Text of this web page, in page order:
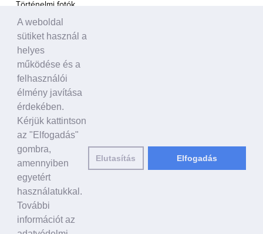
Történelmi fotók
A TÁMOGATÁS HANGJA
Politikusok
Civil szervezetek, ENSZ
Egyéb
A VILÁG HÍREI
HAGYOMÁNYOS KÍNAI KULTÚRA
Ősi történetek
Történelmi személyek
Shen Yun Performing Arts
LINKEK
falundafa.org
hu.faluninfo.eu
A weboldal
sütiket használ a
helyes
működése és a
felhasználói
élmény javítása
érdekében.
Kérjük kattintson
az "Elfogadás"
gombra,
amennyiben
egyetért
használatukkal.
További
információt az
Elutasítás Elfogadás